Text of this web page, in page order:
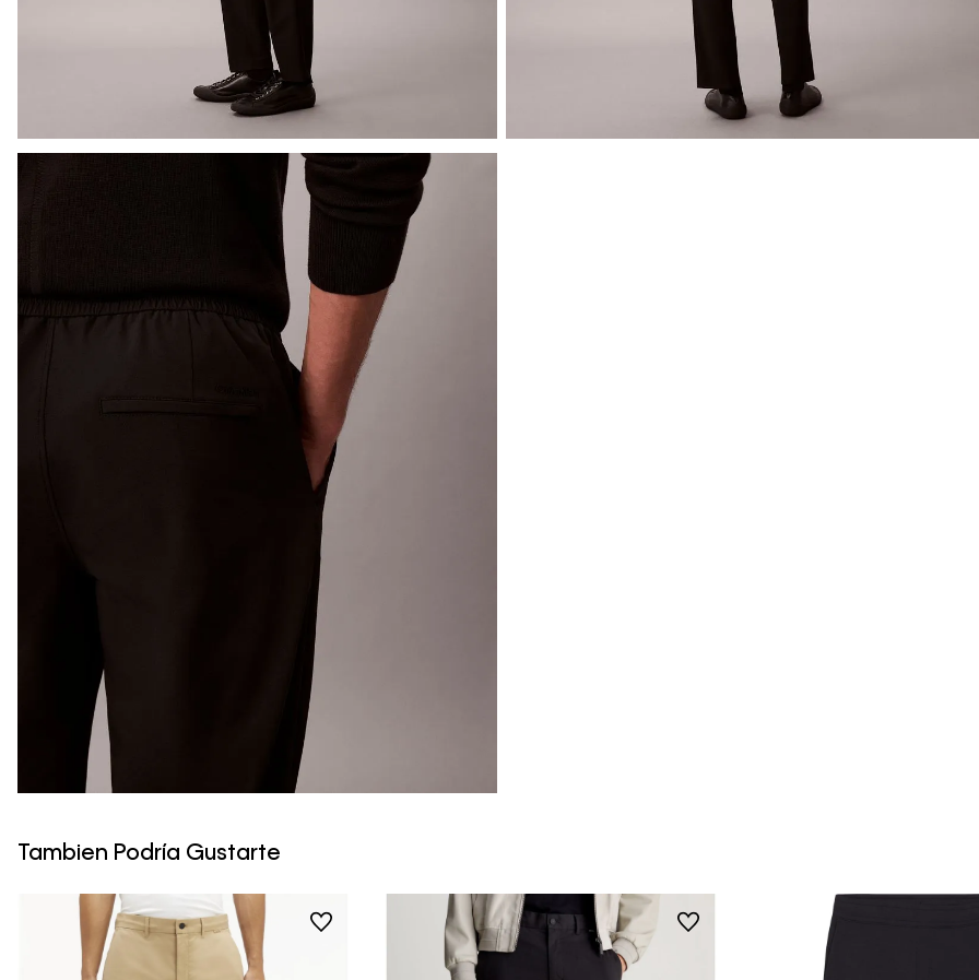
Tambien Podría Gustarte